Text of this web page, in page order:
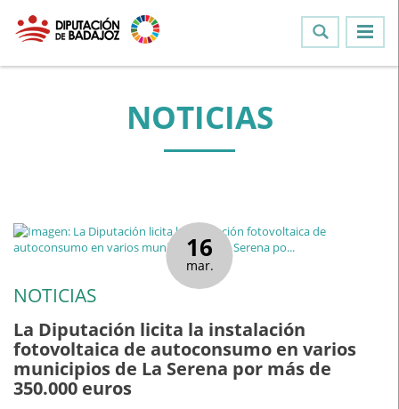
NOTICIAS
16
mar.
NOTICIAS
La Diputación licita la instalación
fotovoltaica de autoconsumo en varios
municipios de La Serena por más de
350.000 euros